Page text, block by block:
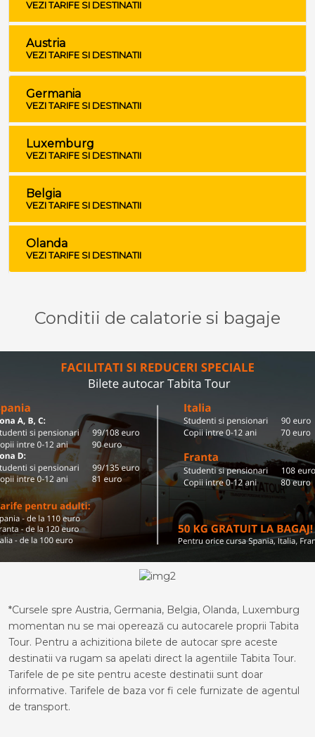
VEZI TARIFE SI DESTINATII
Austria
VEZI TARIFE SI DESTINATII
Germania
VEZI TARIFE SI DESTINATII
Luxemburg
VEZI TARIFE SI DESTINATII
Belgia
VEZI TARIFE SI DESTINATII
Olanda
VEZI TARIFE SI DESTINATII
Conditii de calatorie si bagaje
*Cursele spre Austria, Germania, Belgia, Olanda, Luxemburg
momentan nu se mai operează cu autocarele proprii Tabita
Tour. Pentru a achizitiona bilete de autocar spre aceste
destinatii va rugam sa apelati direct la agentiile Tabita Tour.
Tarifele de pe site pentru aceste destinatii sunt doar
informative. Tarifele de baza vor fi cele furnizate de agentul
de transport.